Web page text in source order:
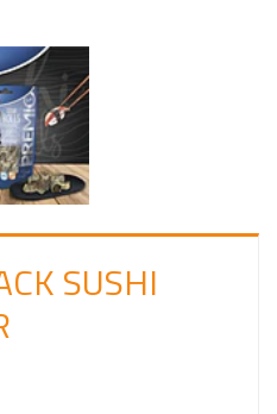
O
SUSHI